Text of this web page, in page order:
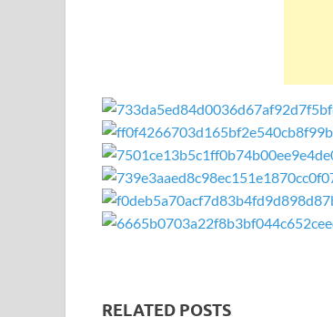
RELATED POSTS